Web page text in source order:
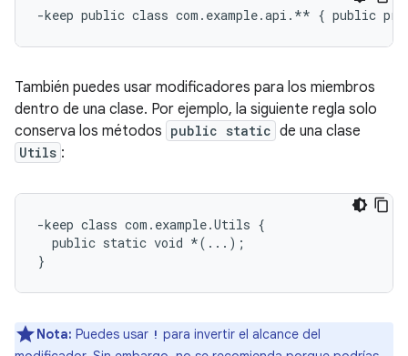
También puedes usar modificadores para los miembros
dentro de una clase. Por ejemplo, la siguiente regla solo
conserva los métodos public static de una clase
Utils :
-keep class com.example.Utils {
  public static void *(...);
Nota: Puedes usar ! para invertir el alcance del